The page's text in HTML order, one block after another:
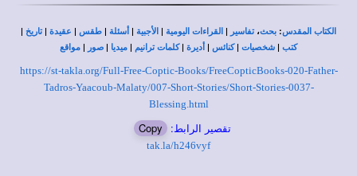
الكتاب المقدس: بحث،تفاسير | القراءات اليومية | الأجبية | أسئلة | طقس | عقيدة |تاريخ |
كتب | شخصيات |كنائس | أديرة |كلمات ترانيم | ميديا | صور | مواقع
https://st-takla.org/Full-Free-Coptic-Books/FreeCopticBooks-020-Father-
Tadros-Yaacoub-Malaty/007-Short-Stories/Short-Stories-0037-
Blessing.html
تقصير الرابط: Copy
tak.la/h246vyf